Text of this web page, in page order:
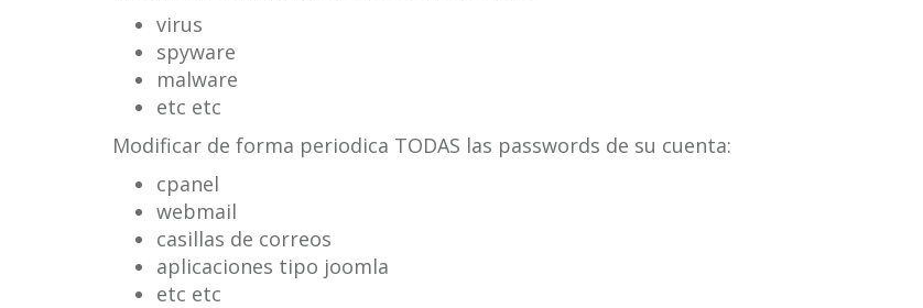
virus
spyware
malware
etc etc
Modificar de forma periodica TODAS las passwords de su cuenta:
cpanel
webmail
casillas de correos
aplicaciones tipo joomla
etc etc